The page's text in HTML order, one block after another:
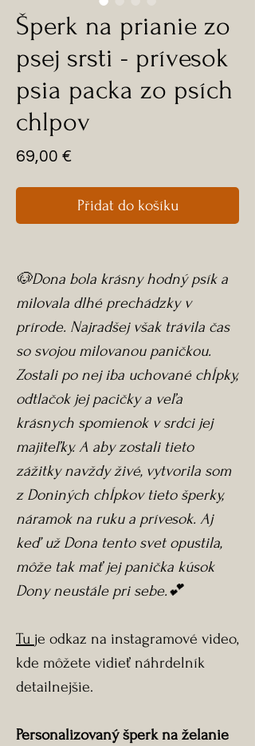
Šperk na prianie zo
psej srsti - prívesok
psia packa zo psích
chlpov
69,00 €
Přidat do košíku
🐶Dona bola krásny hodný psík a
milovala dlhé prechádzky v
prírode. Najradšej však trávila čas
so svojou milovanou paničkou.
Zostali po nej iba uchované chĺpky,
odtlačok jej pacičky a veľa
krásnych spomienok v srdci jej
majiteľky. A aby zostali tieto
zážitky navždy živé, vytvorila som
z Doniných chĺpkov tieto šperky,
náramok na ruku a prívesok. Aj
keď už Dona tento svet opustila,
môže tak mať jej panička kúsok
Dony neustále pri sebe.💕
Tu je odkaz na instagramové video​​​​​​,
kde môžete vidieť náhrdelník
detailnejšie.
Personalizovaný šperk na želanie